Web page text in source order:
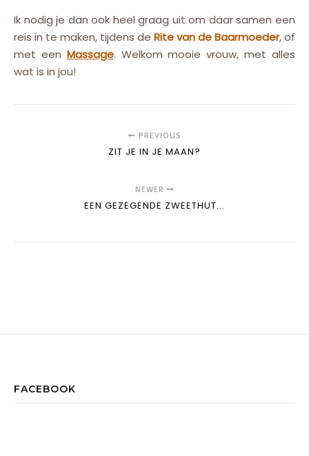
Ik nodig je dan ook heel graag uit om daar samen een
reis in te maken, tijdens de Rite van de Baarmoeder, of
met een Massage. Welkom mooie vrouw, met alles
wat is in jou!
PREVIOUS
ZIT JE IN JE MAAN?
NEWER
EEN GEZEGENDE ZWEETHUT...
FACEBOOK